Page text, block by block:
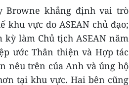
Browne khẳng định vai trò
khu vực do ASEAN chủ đạo;
làm Chủ tịch ASEAN năm
ước Thân thiện và Hợp tác
nêu trên của Anh và ủng hộ
tại khu vực. Hai bên cũng